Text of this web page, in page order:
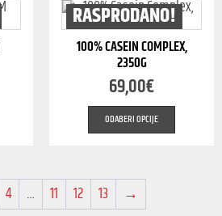
RASPRODANO!
100% CASEIN COMPLEX,
2350G
69,00€
ODABERI OPCIJE
4 … 11 12 13 →